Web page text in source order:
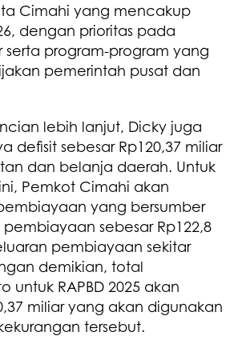
Cimahi yang mencakup
dengan prioritas pada
serta program-program yang
pemerintah pusat dan
lebih lanjut, Dicky juga
defisit sebesar Rp120,37 miliar
dan belanja daerah. Untuk
Pemkot Cimahi akan
yang bersumber
sebesar Rp122,8
pembiayaan sekitar
demikian, total
untuk RAPBD 2025 akan
miliar yang akan digunakan
tersebut.